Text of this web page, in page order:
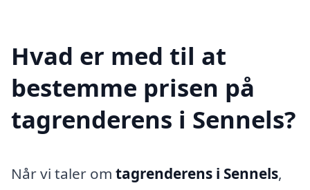
Hvad er med til at
bestemme prisen på
tagrenderens i Sennels?
Når vi taler om tagrenderens i Sennels,